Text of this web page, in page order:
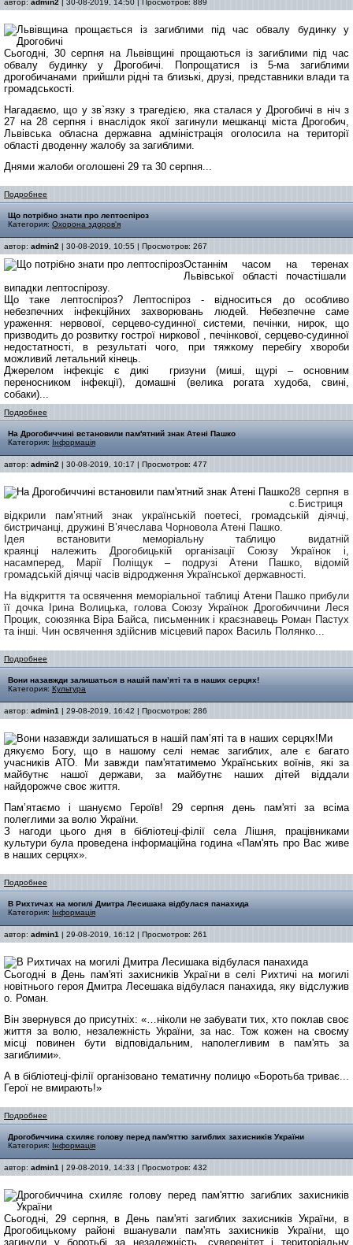
автор: admin2 | 30-08-2019, 14:50 | Просмотров: 889
Сьогодні, 30 серпня на Львівщині прощаються із загиблими під час
обвалу будинку у Дрогобичі. Попрощатися із 5-ма загиблими
дрогобичанами прийшли рідні та близькі, друзі, представники влади та
громадськості.
Нагадаємо, що у зв`язку з трагедією, яка сталася у Дрогобичі в ніч з
27 на 28 серпня і внаслідок якої загинули мешканці міста Дрогобич,
Львівська обласна державна адміністрація оголосила на території
області дводенну жалобу за загиблими.
Днями жалоби оголошені 29 та 30 серпня...
Подробнее
Що потрібно знати про лептоспіроз
Категория: Охорона здоров'я
автор: admin2 | 30-08-2019, 10:55 | Просмотров: 267
Останнім часом на теренах
Львівської області почастішали
випадки лептоспірозу.
Що таке лептоспіроз? Лептоспіроз - відноситься до особливо
небезпечних інфекційних захворювань людей. Небезпечне саме
ураження: нервової, серцево-судинної системи, печінки, нирок, що
призводить до розвитку гострої нирковоЇ , печінкової, серцево-судинної
недостатності, в результаті чого, при тяжкому перебігу хвороби
можливий летальний кінець.
Джерелом інфекціє є дикі гризуни (миші, щурі – основним
переносником інфекції), домашні (велика рогата худоба, свині,
собаки)...
Подробнее
На Дрогобиччині встановили пам'ятний знак Атені Пашко
Категория: Інформація
автор: admin2 | 30-08-2019, 10:17 | Просмотров: 477
28 серпня в
с.Бистриця
відкрили пам’ятний знакукраїнській поетесі, громадській діячці,
бистричанці, дружині В’ячеслава Чорновола Атені Пашко.
Ідея встановити меморіальну таблицю видатній
краянці належить Дрогобицькій організації Союзу Українокі,
насамперед, МаріїПоліщук – подрузі Атени Пашко, відомій
громадській діячці часів відродження Української державності.
На відкриття та освячення меморіальної таблиці Атени Пашко прибули
її дочка Ірина Волицька, голова Союзу Українок Дрогобиччини Леся
Процик, союзянка Віра Байса, письменник і краєзнавець Роман Пастух
та інші. Чин освячення здійснив місцевий парох Василь Полянко...
Подробнее
Вони назавжди залишаться в нашій пам’яті та в наших серцях!
Категория: Культура
автор: admin1 | 29-08-2019, 16:42 | Просмотров: 286
Ми
дякуємо Богу, що в нашому селі немає загиблих, але є багато
учасників АТО. Ми завжди пам'ятатимемо Українських воїнів, які за
майбутнє нашої держави, за майбутнє наших дітей віддали
найдорожче своє життя.
Пам’ятаємо і шануємо Героїв! 29 серпня день пам'яті за всіма
полеглими за волю України.
З нагоди цього дня в бібліотеці-філії села Лішня, працівниками
культури була проведена інформаційна година «Пам'ять про Вас живе
в наших серцях».
Подробнее
В Рихтичах на могилі Дмитра Лесишака відбулася панахида
Категория: Інформація
автор: admin1 | 29-08-2019, 16:12 | Просмотров: 261
Сьогодні в День пам'яті захисників України в селі Рихтичі на могилі
новітнього героя Дмитра Лесешака відбулася панахида, яку відслужив
о. Роман.
Він звернувся до присутніх: «…ніколи не забувати тих, хто поклав своє
життя за волю, незалежність України, за нас. Тож кожен на своєму
місці повинен бути відповідальним, наполегливим в пам'ять за
загиблими».
А в бібліотеці-філії організовано тематичну полицю «Боротьба триває...
Герої не вмирають!»
Подробнее
Дрогобиччина схиляє голову перед пам'яттю загиблих захисників України
Категория: Інформація
автор: admin1 | 29-08-2019, 14:33 | Просмотров: 432
Сьогодні, 29 серпня, в День пам'яті загиблих захисників України, в
Дрогобицькому районі вшанували пам'ять захисників України, що
загинули у боротьбі за незалежність, суверенітет і територіальну